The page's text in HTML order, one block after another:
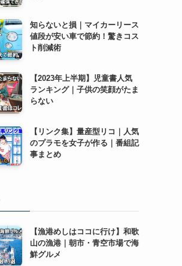
知らないと損｜マイカーリース
値段が安い車で節約！驚きコス
ト削減術
【2023年上半期】児童書人気
ランキング｜子供の笑顔がたま
らない
【リンク集】量産型リコ｜人気
のプラモを女子が作る｜番組記
事まとめ
【漁港めしはココに行け】和歌
山の漁港｜朝市・青空市場で海
鮮グルメ